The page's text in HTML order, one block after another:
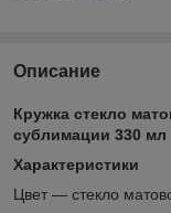
Описание
Кружка стекло
сублимации 330 мл
Характеристики
Цвет ― стекло